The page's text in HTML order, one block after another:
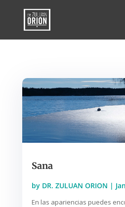
Sana
by DR. ZULUAN ORION |
En las apariencias puedes